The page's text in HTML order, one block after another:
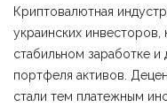
Криптовалютная
украинских
стабильном заработке
портфеля активов.
стали тем платежным